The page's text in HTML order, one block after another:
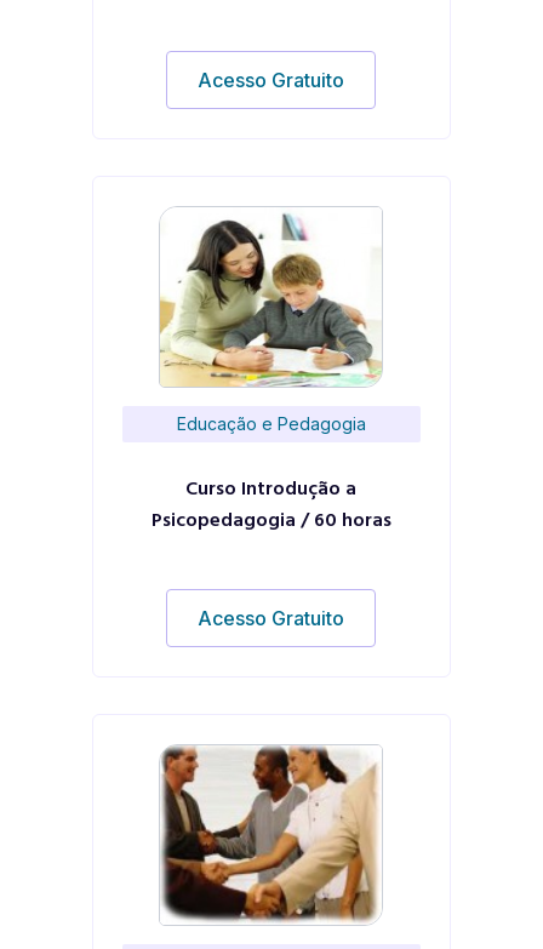
Acesso Gratuito
Educação e Pedagogia
Curso Introdução a
Psicopedagogia / 60 horas
Acesso Gratuito